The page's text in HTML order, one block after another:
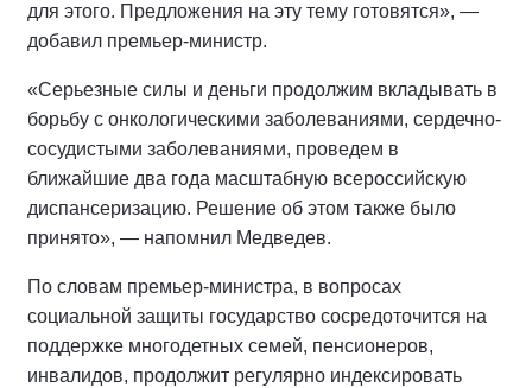
для этого. Предложения на эту тему готовятся», —
добавил премьер-министр.
«Серьезные силы и деньги продолжим вкладывать в
борьбу с онкологическими заболеваниями, сердечно-
сосудистыми заболеваниями, проведем в
ближайшие два года масштабную всероссийскую
диспансеризацию. Решение об этом также было
принято», — напомнил Медведев.
По словам премьер-министра, в вопросах
социальной защиты государство сосредоточится на
поддержке многодетных семей, пенсионеров,
инвалидов, продолжит регулярно индексировать